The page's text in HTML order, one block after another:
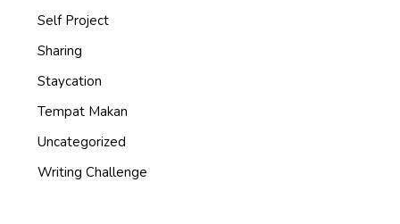
Self Project
Sharing
Staycation
Tempat Makan
Uncategorized
Writing Challenge